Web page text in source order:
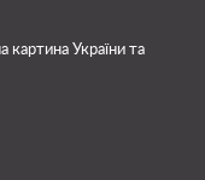
картина України та